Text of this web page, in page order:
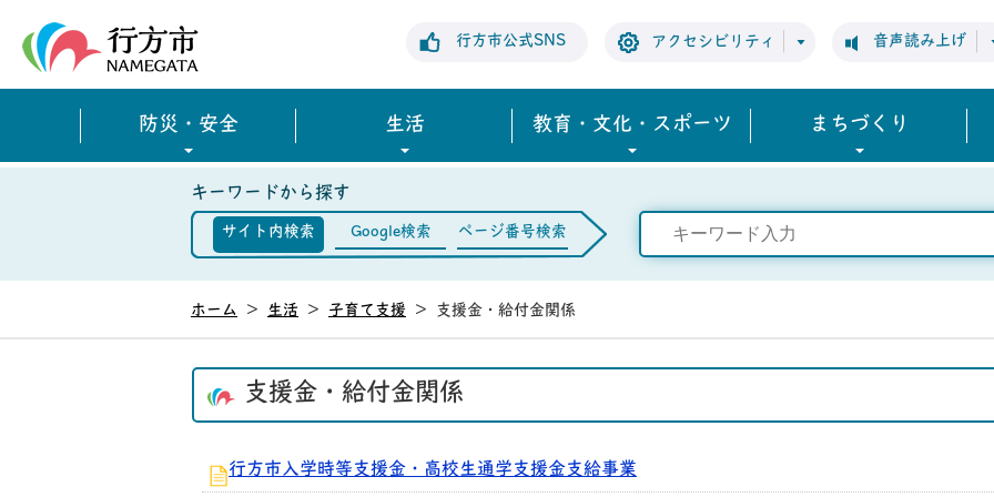
行方市公式SNS アクセシビリティ 音声読み上げ
防災・安全 生活 教育・文化・スポーツ まちづくり
キーワードから探す
サイト内検索 Google検索 ページ番号検索
ホーム > 生活 > 子育て支援 > 支援金・給付金関係
支援金・給付金関係
行方市入学時等支援金・高校生通学支援金支給事業